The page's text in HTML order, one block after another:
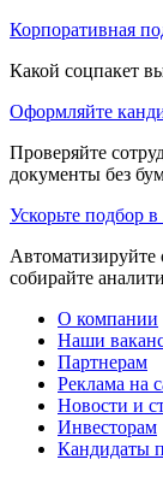
Корпоративная
Какой соцпакет
Оформляйте
Проверяйте
документы без
Ускорьте подбор
Автоматизируйте
собирайте
О компании
Наши
Партнерам
Реклама на
Новости и
Инвесторам
Кандидаты